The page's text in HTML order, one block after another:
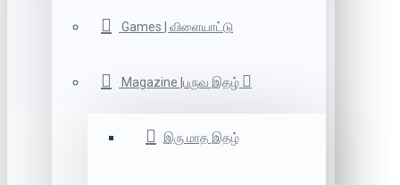
Games | விளையாட்டு
Magazine |பருவ இதழ்
இரு மாத இதழ்